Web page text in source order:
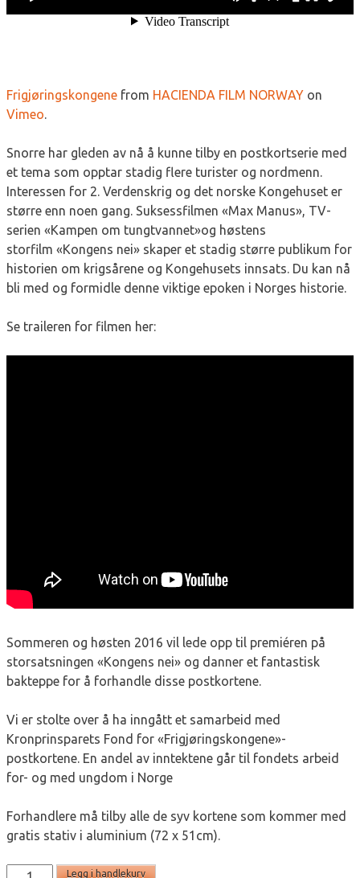
Frigjøringskongene from HACIENDA FILM NORWAY on
Vimeo.
Snorre har gleden av nå å kunne tilby en postkortserie med
et tema som opptar stadig flere turister og nordmenn.
Interessen for 2. Verdenskrig og det norske Kongehuset er
større enn noen gang. Suksessfilmen «Max Manus», TV-
serien «Kampen om tungtvannet»og høstens
storfilm «Kongens nei» skaper et stadig større publikum for
historien om krigsårene og Kongehusets innsats. Du kan nå
bli med og formidle denne viktige epoken i Norges historie.
Se traileren for filmen her:
Sommeren og høsten 2016 vil lede opp til premiéren på
storsatsningen «Kongens nei» og danner et fantastisk
bakteppe for å forhandle disse postkortene.
Vi er stolte over å ha inngått et samarbeid med
Kronprinsparets Fond for «Frigjøringskongene»-
postkortene. En andel av inntektene går til fondets arbeid
for- og med ungdom i Norge
Forhandlere må tilby alle de syv kortene som kommer med
gratis stativ i aluminium (72 x 51cm).
KK05 Legg i handlekurv